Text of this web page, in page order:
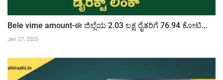
Bele vime amount-ಈ ಜಿಲ್ಲೆಯ 2.03 ಲಕ್ಷ ರೈತರಿಗೆ 76.94 ಕೋಟಿ...
Jan 27, 2025